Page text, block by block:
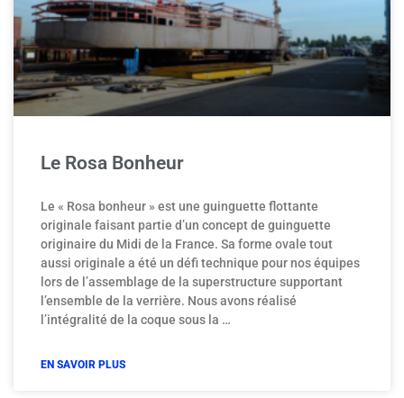
Le Rosa Bonheur
Le « Rosa bonheur » est une guinguette flottante
originale faisant partie d’un concept de guinguette
originaire du Midi de la France. Sa forme ovale tout
aussi originale a été un défi technique pour nos équipes
lors de l’assemblage de la superstructure supportant
l’ensemble de la verrière. Nous avons réalisé
l’intégralité de la coque sous la …
EN SAVOIR PLUS